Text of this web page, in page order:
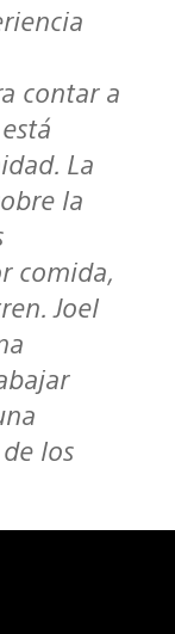
contar a
La
la
comida,
Joel
los